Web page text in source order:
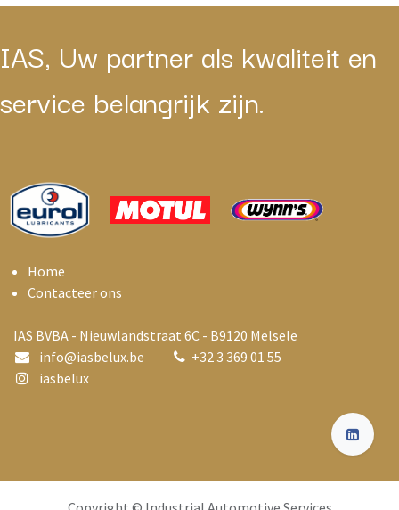
IAS, Uw partner als kwaliteit en
service belangrijk zijn.
Home
Contacteer ons
IAS BVBA - Nieuwlandstraat 6C - B9120 Melsele
info@iasbelux.be +32 3 369 01 55
iasbelux